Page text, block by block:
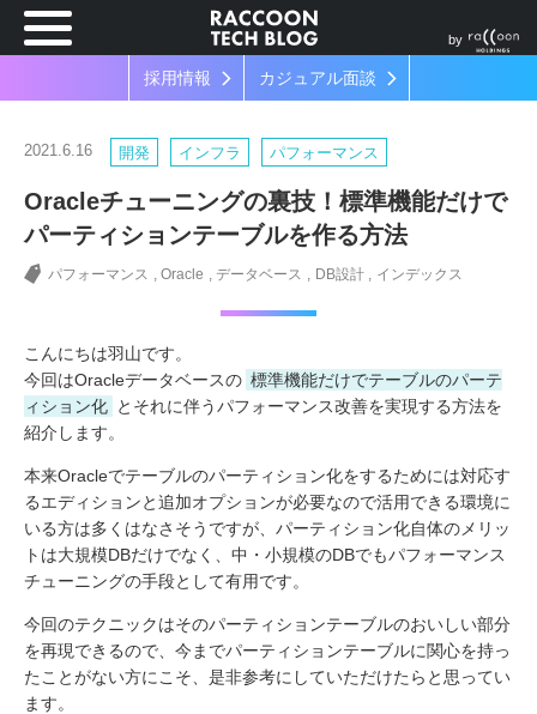
by
採用情報 カジュアル面談
2021.6.16 開発 インフラ パフォーマンス
Oracleチューニングの裏技！標準機能だけで
パーティションテーブルを作る方法
パフォーマンス Oracle データベース DB設計 インデックス
こんにちは羽山です。
今回はOracleデータベースの 標準機能だけでテーブルのパーテ
ィション化 とそれに伴うパフォーマンス改善を実現する方法を
紹介します。
本来Oracleでテーブルのパーティション化をするためには対応す
るエディションと追加オプションが必要なので活用できる環境に
いる方は多くはなさそうですが、パーティション化自体のメリッ
トは大規模DBだけでなく、中・小規模のDBでもパフォーマンス
チューニングの手段として有用です。
今回のテクニックはそのパーティションテーブルのおいしい部分
を再現できるので、今までパーティションテーブルに関心を持っ
たことがない方にこそ、是非参考にしていただけたらと思ってい
ます。